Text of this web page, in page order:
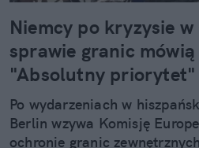
Niemcy po kryzysie w
sprawie granic mówią
"Absolutny priorytet"
Po wydarzeniach w
Berlin wzywa Komisję
ochronie granic